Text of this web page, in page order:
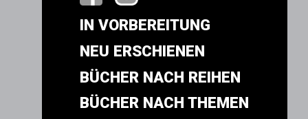
IN VORBEREITUNG
NEU ERSCHIENEN
BÜCHER NACH REIHEN
BÜCHER NACH THEMEN